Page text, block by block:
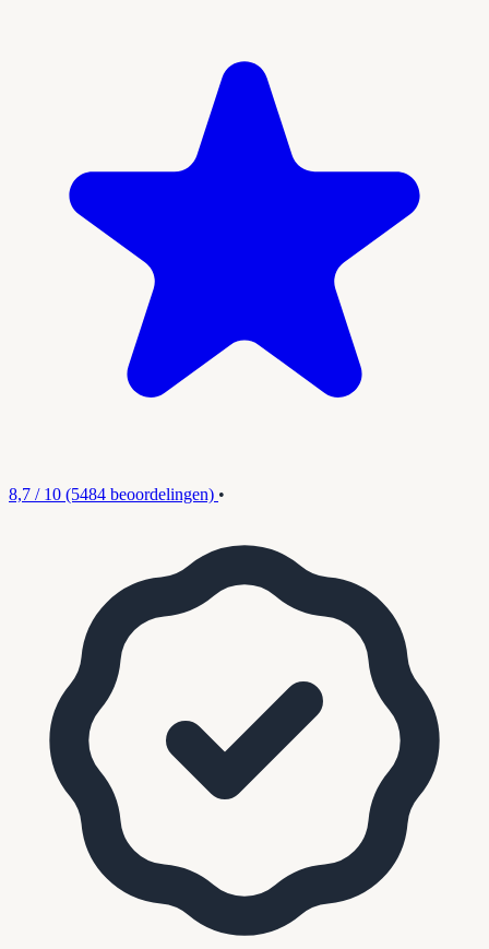
8,7 / 10 (5484 beoordelingen) •